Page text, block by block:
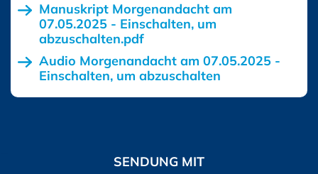
Manuskript Morgenandacht am
07.05.2025 - Einschalten, um
abzuschalten.pdf
Audio Morgenandacht am 07.05.2025 -
Einschalten, um abzuschalten
SENDUNG MIT